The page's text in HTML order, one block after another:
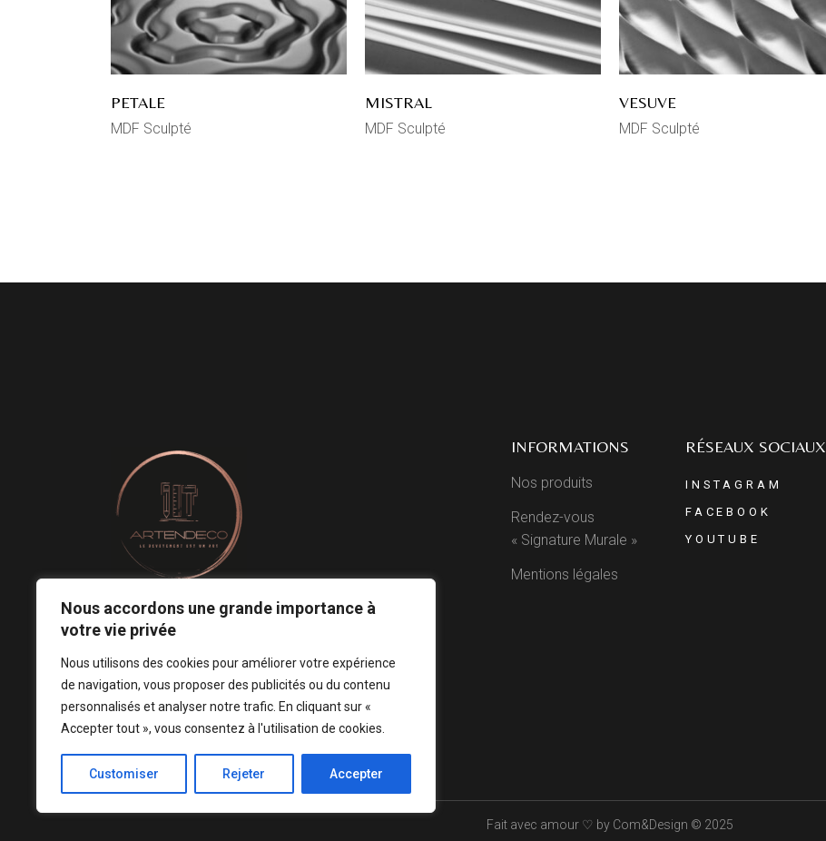
Nous accordons une grande importance à
votre vie privée
Nous utilisons des cookies pour améliorer votre expérience
de navigation, vous proposer des publicités ou du contenu
personnalisés et analyser notre trafic. En cliquant sur «
Accepter tout », vous consentez à l'utilisation de cookies.
Customiser Rejeter Accepter
PETALE
MDF Sculpté
MISTRAL
MDF Sculpté
VESUVE
MDF Sculpté
Le revêtement mural est un art.
Notre conception est votre signature ! ♡
INFORMATIONS
Nos produits
Rendez-vous
« Signature Murale »
Mentions légales
RÉSEAUX SOCIAUX
INSTAGRAM
FACEBOOK
YOUTUBE
Fait avec amour ♡ by Com&Design © 2025